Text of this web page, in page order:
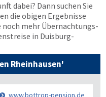
dabei? Dann suchen Sie
die obigen Ergebnisse
noch mehr Übernachtungs­
in Duisburg-
Rheinhausen'
www.bottrop-pension.de